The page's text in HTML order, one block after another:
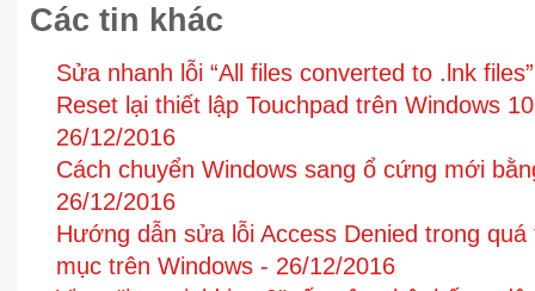
Các tin khác
Sửa nhanh lỗi “All files converted to .lnk
Reset lại thiết lập Touchpad trên Windows
26/12/2016
Cách chuyển Windows sang ổ cứng mới
26/12/2016
Hướng dẫn sửa lỗi Access Denied trong
mục trên Windows - 26/12/2016